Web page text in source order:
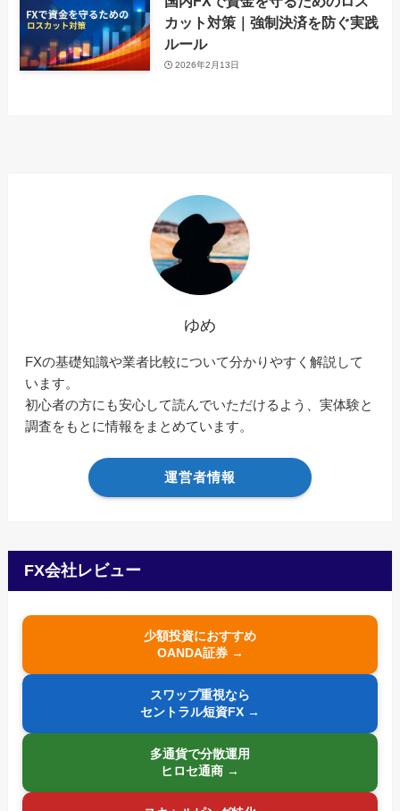
カット対策｜強制決済を防ぐ実践
ルール
2026年2月13日
ゆめ
FXの基礎知識や業者比較について分かりやすく解説して
います。
初心者の方にも安心して読んでいただけるよう、実体験と
調査をもとに情報をまとめています。
運営者情報
FX会社レビュー
少額投資におすすめ
OANDA証券 →
スワップ重視なら
セントラル短資FX →
多通貨で分散運用
ヒロセ通商 →